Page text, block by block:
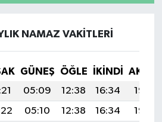
NAMAZ VAKITLERI
GÜNEŞ ÖĞLE İKINDI
05:09 12:38 16:34
19:57
05:10 12:38 16:34
19:56